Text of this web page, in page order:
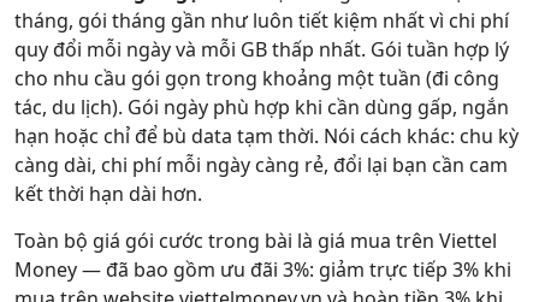
Khuyến mãi
Hỗ trợ
tháng, gói tháng gần như luôn tiết kiệm nhất vì chi phí
quy đổi mỗi ngày và mỗi GB thấp nhất. Gói tuần hợp lý
cho nhu cầu gói gọn trong khoảng một tuần (đi công
tác, du lịch). Gói ngày phù hợp khi cần dùng gấp, ngắn
hạn hoặc chỉ để bù data tạm thời. Nói cách khác: chu kỳ
càng dài, chi phí mỗi ngày càng rẻ, đổi lại bạn cần cam
kết thời hạn dài hơn.
Toàn bộ giá gói cước trong bài là giá mua trên Viettel
Money — đã bao gồm ưu đãi 3%: giảm trực tiếp 3% khi